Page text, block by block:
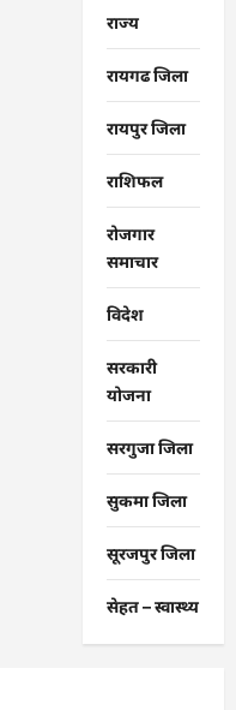
राज्‍य
रायगढ जिला
रायपुर जिला
राशिफल
रोजगार
समाचार
विदेश
सरकारी
योजना
सरगुजा जिला
सुकमा जिला
सूरजपुर जिला
सेहत – स्‍वास्‍थ्‍य